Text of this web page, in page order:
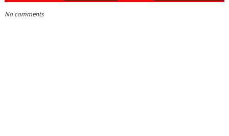
No comments